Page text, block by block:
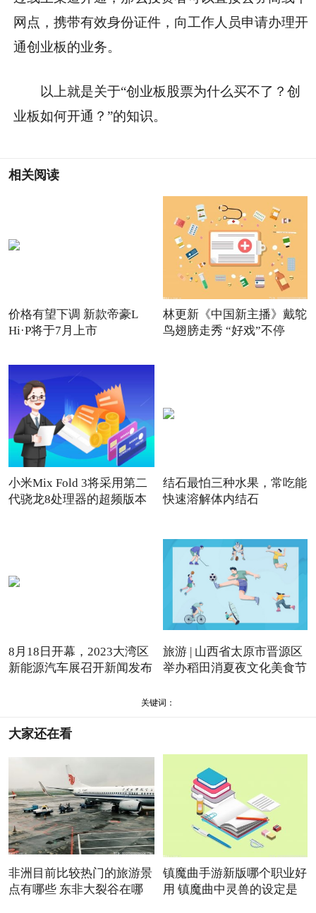
网点，携带有效身份证件，向工作人员申请办理开
通创业板的业务。
以上就是关于“创业板股票为什么买不了？创
业板如何开通？”的知识。
相关阅读
价格有望下调 新款帝豪L
Hi·P将于7月上市
林更新《中国新主播》戴鸵
鸟翅膀走秀 “好戏”不停
小米Mix Fold 3将采用第二
代骁龙8处理器的超频版本
结石最怕三种水果，常吃能
快速溶解体内结石
8月18日开幕，2023大湾区
新能源汽车展召开新闻发布
旅游 | 山西省太原市晋源区
举办稻田消夏夜文化美食节
关键词：
大家还在看
非洲目前比较热门的旅游景
点有哪些 东非大裂谷在哪
镇魔曲手游新版哪个职业好
用 镇魔曲中灵兽的设定是